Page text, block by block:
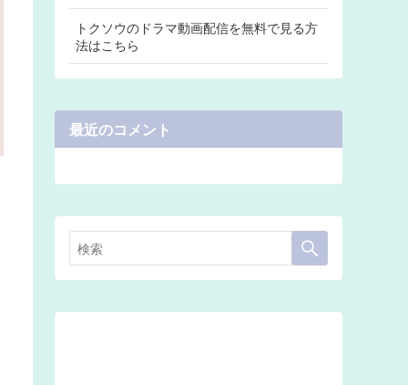
トクソウのドラマ動画配信を無料で見る方
法はこちら
最近のコメント